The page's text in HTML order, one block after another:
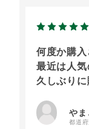
何度か購入
最近は人気
久しぶりに
やま
都道